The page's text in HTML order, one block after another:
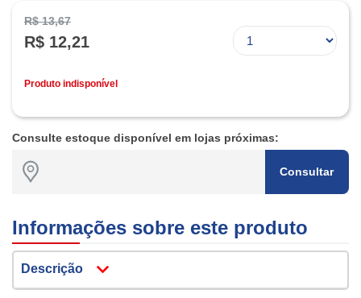
R$ 13,67
R$ 12,21
Produto indisponível
Consulte estoque disponível em lojas próximas:
Consultar
Informações sobre este produto
Descrição